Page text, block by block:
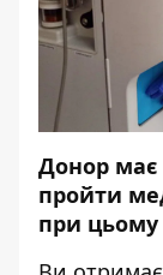
Донор має
пройти
при цьому